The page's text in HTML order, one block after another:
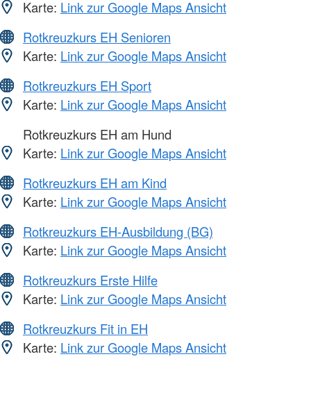
Karte: Link zur Google Maps Ansicht
Rotkreuzkurs EH Senioren
Karte: Link zur Google Maps Ansicht
Rotkreuzkurs EH Sport
Karte: Link zur Google Maps Ansicht
Rotkreuzkurs EH am Hund
Karte: Link zur Google Maps Ansicht
Rotkreuzkurs EH am Kind
Karte: Link zur Google Maps Ansicht
Rotkreuzkurs EH-Ausbildung (BG)
Karte: Link zur Google Maps Ansicht
Rotkreuzkurs Erste Hilfe
Karte: Link zur Google Maps Ansicht
Rotkreuzkurs Fit in EH
Karte: Link zur Google Maps Ansicht